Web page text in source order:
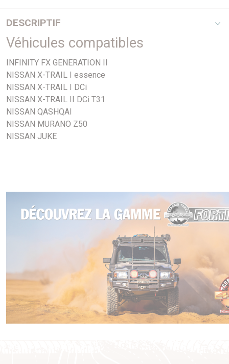
DESCRIPTIF
Tous
Véhicules compatibles
INFINITY FX GENERATION II
NISSAN X-TRAIL I essence
NISSAN X-TRAIL I DCi
NISSAN X-TRAIL II DCi T31
NISSAN QASHQAI
NISSAN MURANO Z50
NISSAN JUKE